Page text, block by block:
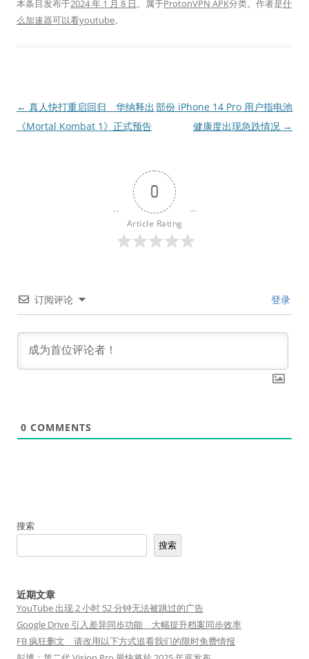
本条目发布于2024 年 1 月 8 日。属于ProtonVPN APK分类。 作者是什
么加速器可以看youtube。
文
章
← 真人快打重启回归 华纳释出
《Mortal Kombat 1》正式预告
部份 iPhone 14 Pro 用户指电池
健康度出现急跌情况 →
0
Article Rating
订阅评论 登录
0 COMMENTS
搜索
搜索
近期文章
YouTube 出现 2 小时 52 分钟无法被跳过的广告
Google Drive 引入差异同步功能 大幅提升档案同步效率
FB 疯狂删文 请改用以下方式追看我们的限时免费情报